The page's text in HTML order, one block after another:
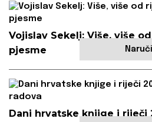
Vojislav Sekelj: Više, više
pjesme
Naruči
Dani hrvatske knjige i riječi